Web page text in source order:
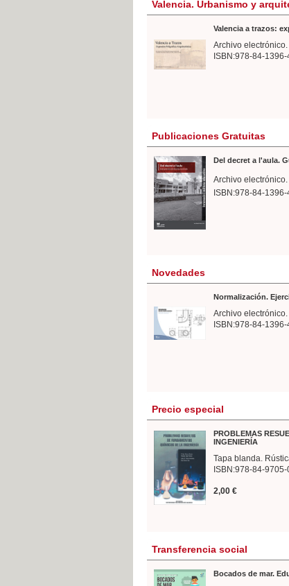
Valencia. Urbanismo y
Valencia a trazos:
Archivo
ISBN:978-84-1396-
Publicaciones Gratuitas
Del decret a l'aula.
Archivo
ISBN:978-84-1396-
Novedades
Normalización.
Archivo
ISBN:978-84-1396-
Precio especial
PROBLEMAS
INGENIERÍA
Tapa blanda.
ISBN:978-84-9705-
2,00 €
Transferencia social
Bocados de mar.